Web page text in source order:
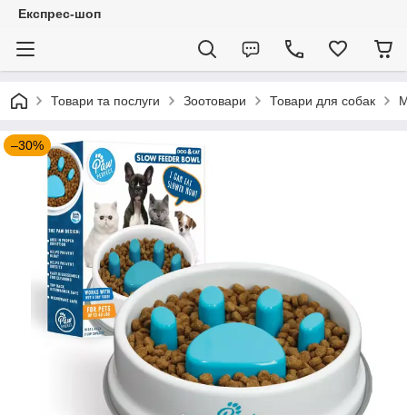
Експрес-шоп
Товари та послуги Зоотовари Товари для собак
–30%